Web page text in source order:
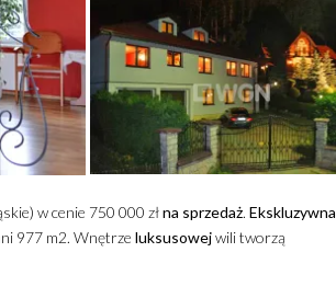
w cenie 750 000 złna sprzedaż. Ekskluzywna
977 m2. Wnętrze luksusowejwili tworzą